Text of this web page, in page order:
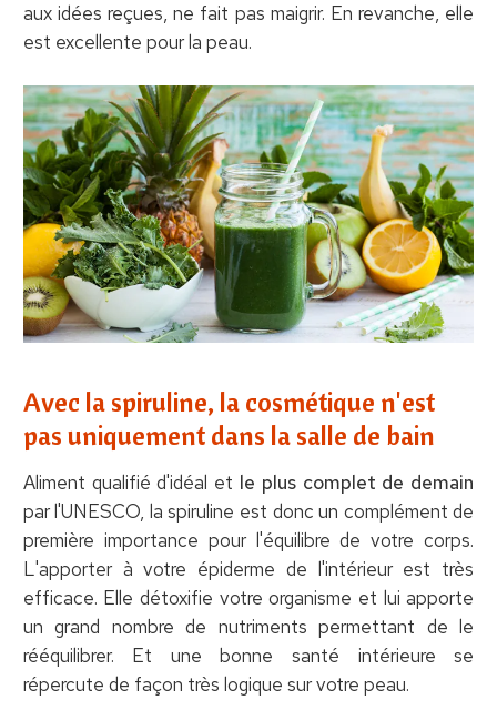
aux idées reçues, ne fait pas maigrir. En revanche, elle
est excellente pour la peau.
Avec la spiruline, la cosmétique n'est
pas uniquement dans la salle de bain
Aliment qualifié d'idéal et le plus complet de demain
par l'UNESCO, la spiruline est donc un complément de
première importance pour l'équilibre de votre corps.
L'apporter à votre épiderme de l'intérieur est très
efficace. Elle détoxifie votre organisme et lui apporte
un grand nombre de nutriments permettant de le
rééquilibrer. Et une bonne santé intérieure se
répercute de façon très logique sur votre peau.